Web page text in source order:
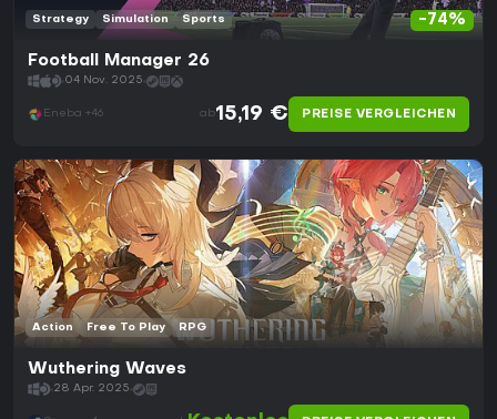
-74%
Strategy Simulation Sports
Football Manager 26
04 Nov. 2025
Eneba +46 ab15,19 € PREISE VERGLEICHEN
Action Free To Play RPG
Wuthering Waves
28 Apr. 2025